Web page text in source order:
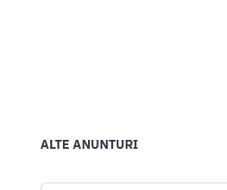
ALTE ANUNTURI